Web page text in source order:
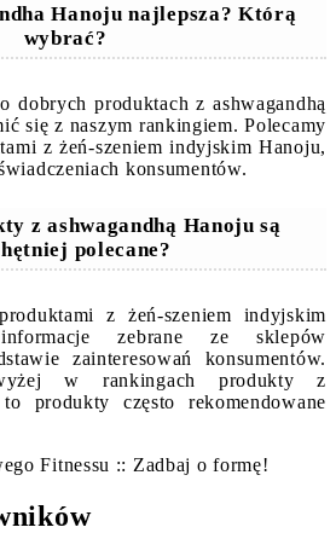
Hanoju najlepsza? Którą
wybrać?
dobrych produktach z ashwagandhą
się z naszym rankingiem. Polecamy
z żeń-szeniem indyjskim Hanoju,
konsumentów.
z ashwagandhą Hanoju są
polecane?
z żeń-szeniem indyjskim
zebrane ze sklepów
zainteresowań konsumentów.
w rankingach produkty z
produkty często rekomendowane
Fitnessu :: Zadbaj o formę!